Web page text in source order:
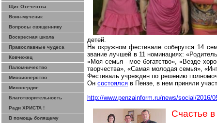
Щит Отечества
Воин-мученик
Вопросы священнику
Воскресная школа
Православные чудеса
Ковчежец
Паломничество
Миссионерство
Милосердие
Благотворительность
Ради ХРИСТА !
В помощь болящему
детей.
На окружном фестивале соберутся 14
званиелучшей в 11 номинациях:
«Моя семья - мое богатство», «Везде
творчества», «Самая молодая семья»,
Фестиваль учрежден по решению
Он состоялся в Пензе, в нем приняли
http://www.penzainform.ru/news/social/
Счастье в